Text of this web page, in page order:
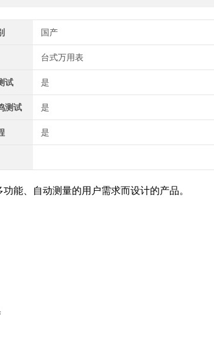
国产
台式万用表
试 是
测试 是
是
能、自动测量的用户需求而设计的产品。